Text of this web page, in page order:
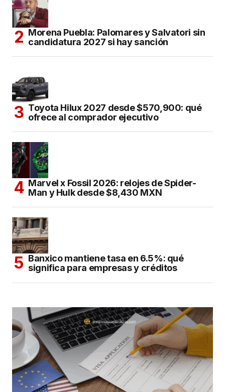
Morena Puebla: Palomares y Salvatori sin
candidatura 2027 si hay sanción
Toyota Hilux 2027 desde $570,900: qué
ofrece al comprador ejecutivo
Marvel x Fossil 2026: relojes de Spider-
Man y Hulk desde $8,430 MXN
Banxico mantiene tasa en 6.5%: qué
significa para empresas y créditos